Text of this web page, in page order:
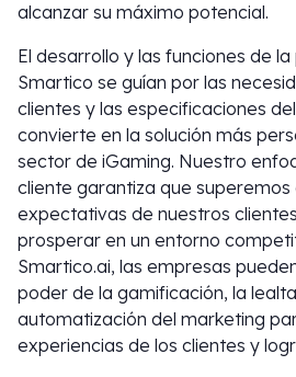
alcanzar su máximo potencial.
El desarrollo y las funciones de
Smartico se guían por las
clientes y las especificaciones
convierte en la solución más
sector de iGaming. Nuestro
cliente garantiza que
expectativas de nuestros
prosperar en un entorno
Smartico.ai, las empresas
poder de la gamificación, la
automatización del marketing
experiencias de los clientes y